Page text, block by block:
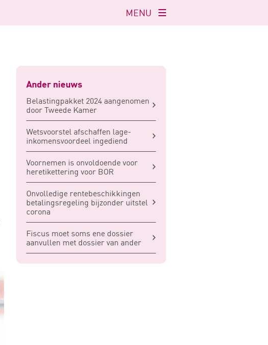
Navigatie
openen
MENU
Ander nieuws
Belastingpakket 2024 aangenomen
door Tweede Kamer
Wetsvoorstel afschaffen lage-
inkomensvoordeel ingediend
Voornemen is onvoldoende voor
heretikettering voor BOR
Onvolledige rentebeschikkingen
betalingsregeling bijzonder uitstel
corona
Fiscus moet soms ene dossier
aanvullen met dossier van ander